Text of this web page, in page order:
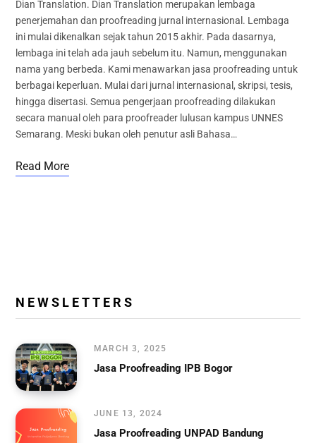
Dian Translation. Dian Translation merupakan lembaga
penerjemahan dan proofreading jurnal internasional. Lembaga
ini mulai dikenalkan sejak tahun 2015 akhir. Pada dasarnya,
lembaga ini telah ada jauh sebelum itu. Namun, menggunakan
nama yang berbeda. Kami menawarkan jasa proofreading untuk
berbagai keperluan. Mulai dari jurnal internasional, skripsi, tesis,
hingga disertasi. Semua pengerjaan proofreading dilakukan
secara manual oleh para proofreader lulusan kampus UNNES
Semarang. Meski bukan oleh penutur asli Bahasa…
Read More
N E W S L E T T E R S
MARCH 3, 2025
Jasa Proofreading IPB Bogor
JUNE 13, 2024
Jasa Proofreading UNPAD Bandung